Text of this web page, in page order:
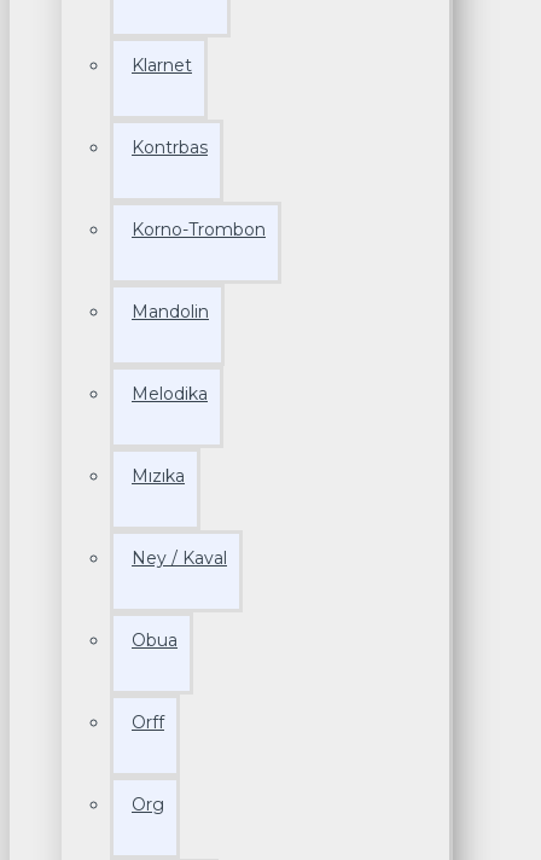
Klarnet
Kontrbas
Korno-Trombon
Mandolin
Melodika
Mızıka
Ney / Kaval
Obua
Orff
Org